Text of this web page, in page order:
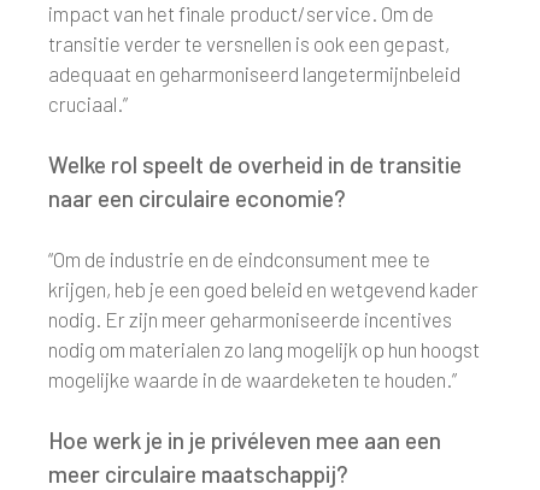
impact van het finale product/service. Om de
transitie verder te versnellen is ook een gepast,
adequaat en geharmoniseerd langetermijnbeleid
cruciaal.”
Welke rol speelt de overheid in de transitie
naar een circulaire economie?
“Om de industrie en de eindconsument mee te
krijgen, heb je een goed beleid en wetgevend kader
nodig. Er zijn meer geharmoniseerde incentives
nodig om materialen zo lang mogelijk op hun hoogst
mogelijke waarde in de waardeketen te houden.”
Hoe werk je in je privéleven mee aan een
meer circulaire maatschappij?